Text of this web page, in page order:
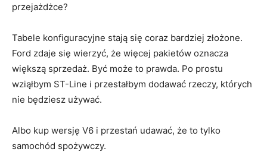
przejażdżce?
Tabele konfiguracyjne stają się coraz bardziej złożone.
Ford zdaje się wierzyć, że więcej pakietów oznacza
większą sprzedaż. Być może to prawda. Po prostu
wziąłbym ST-Line i przestałbym dodawać rzeczy, których
nie będziesz używać.
Albo kup wersję V6 i przestań udawać, że to tylko
samochód spożywczy.